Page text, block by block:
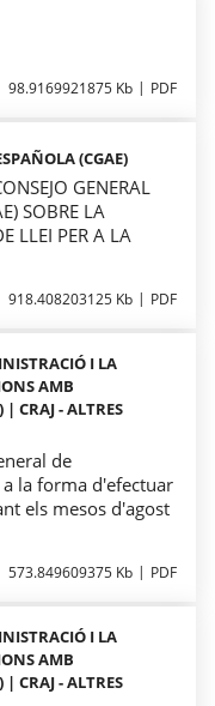
98.9169921875 Kb PDF
(CGAE)
GENERAL
SOBRE LA
LLEI PER A LA
918.408203125 Kb PDF
I LA
AMB
CRAJ - ALTRES
de
la forma d'efectuar
els mesos d'agost
573.849609375 Kb PDF
I LA
AMB
CRAJ - ALTRES